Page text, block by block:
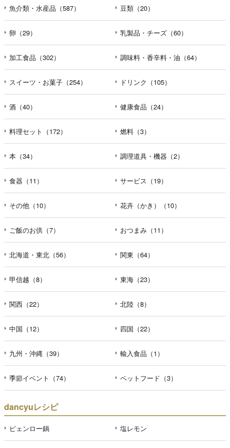
魚介類・水産品（587） 豆類（20）
卵（29） 乳製品・チーズ（60）
加工食品（302） 調味料・香辛料・油（64）
スイーツ・お菓子（254） ドリンク（105）
酒（40） 健康食品（24）
料理セット（172） 燃料（3）
本（34） 調理道具・機器（2）
食器（11） サービス（19）
その他（10） 花卉（かき）（10）
ご飯のお供（7） おつまみ（11）
北海道・東北（56） 関東（64）
甲信越（8） 東海（23）
関西（22） 北陸（8）
中国（12） 四国（22）
九州・沖縄（39） 輸入食品（1）
季節イベント（74） ペットフード（3）
dancyuレシピ
ピェンロー鍋 塩レモン